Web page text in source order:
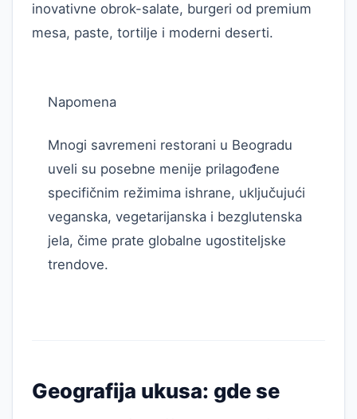
inovativne obrok-salate, burgeri od premium
mesa, paste, tortilje i moderni deserti.
Napomena
Mnogi savremeni restorani u Beogradu
uveli su posebne menije prilagođene
specifičnim režimima ishrane, uključujući
veganska, vegetarijanska i bezglutenska
jela, čime prate globalne ugostiteljske
trendove.
Geografija ukusa: gde se